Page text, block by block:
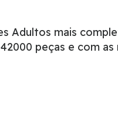
Adultos mais
peças e com as